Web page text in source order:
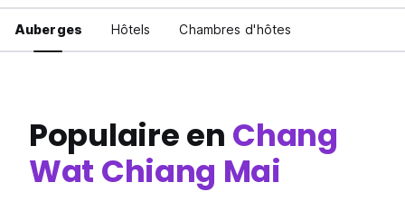
Auberges Hôtels Chambres d'hôtes
Populaire en Chang
Wat Chiang Mai